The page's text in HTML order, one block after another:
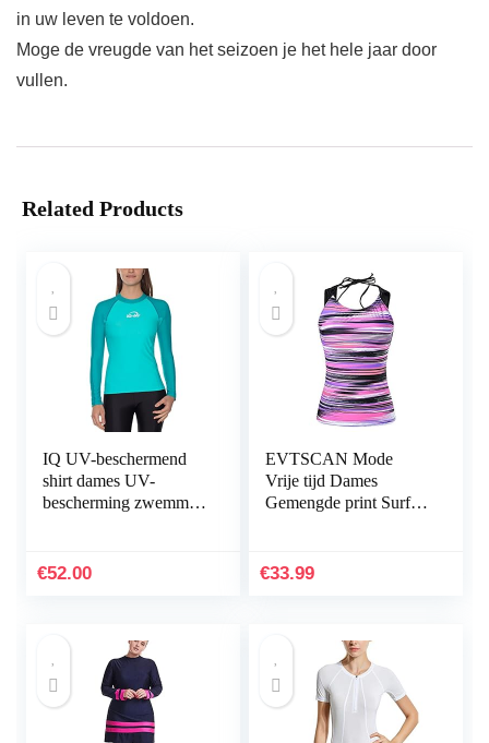
in uw leven te voldoen.
Moge de vreugde van het seizoen je het hele jaar door
vullen.
Related Products
IQ UV-beschermend
shirt dames UV-
bescherming zwemmen
€52.00
EVTSCAN Mode
Vrije tijd Dames
Gemengde print Surfen
€33.99